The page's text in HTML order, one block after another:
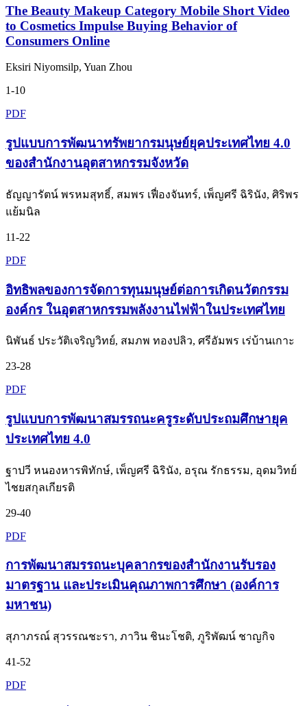
The Beauty Makeup Category Mobile Short Video
to Cosmetics Impulse Buying Behavior of
Consumers Online
Eksiri Niyomsilp, Yuan Zhou
1-10
PDF
รูปแบบการพัฒนาทรัพยากรมนุษย์ยุคประเทศไทย 4.0
ของสำนักงานอุตสาหกรรมจังหวัด
ธัญญารัตน์ พรหมสุทธิ์, สมพร เฟื่องจันทร์, เพ็ญศรี ฉิรินัง, ศิริพร
แย้มนิล
11-22
PDF
อิทธิพลของการจัดการทุนมนุษย์ต่อการเกิดนวัตกรรม
องค์กร ในอุตสาหกรรมพลังงานไฟฟ้าในประเทศไทย
นิพันธ์ ประวัติเจริญวิทย์, สมภพ ทองปลิว, ศรีอัมพร เร่บ้านเกาะ
23-28
PDF
รูปแบบการพัฒนาสมรรถนะครูระดับประถมศึกษายุค
ประเทศไทย 4.0
ฐาปวี หนองหารพิทักษ์, เพ็ญศรี ฉิรินัง, อรุณ รักธรรม, อุดมวิทย์
ไชยสกุลเกียรติ
29-40
PDF
การพัฒนาสมรรถนะบุคลากรของสำนักงานรับรอง
มาตรฐาน และประเมินคุณภาพการศึกษา (องค์การ
มหาชน)
สุภาภรณ์ สุวรรณชะรา, ภาวิน ชินะโชติ, ภูริพัฒน์ ชาญกิจ
41-52
PDF